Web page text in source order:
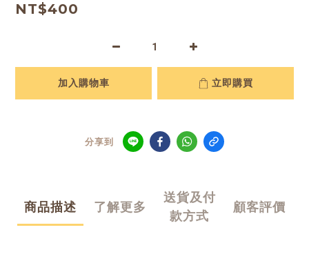
NT$400
加入購物車 立即購買
分享到
商品描述 了解更多
送貨及付
款方式
顧客評價